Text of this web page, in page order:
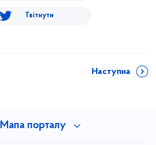
Твітнути
Наступна
Мапа порталу